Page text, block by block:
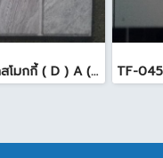
16x16นิ้ว นกสโมกกี้ ( D ) A (Pack6)